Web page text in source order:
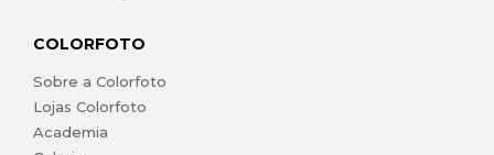
COLORFOTO
Sobre a Colorfoto
Lojas Colorfoto
Academia